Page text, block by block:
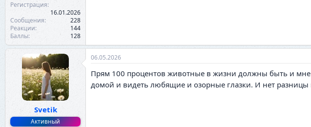
Регистрация
16.01.2026
Сообщения
228
Реакции
144
Баллы
128
Svetik
Активный
06.05.2026
Прям 100 процентов животные в жизни должны быть и мне
домой и видеть любящие и озорные глазки. И нет разницы